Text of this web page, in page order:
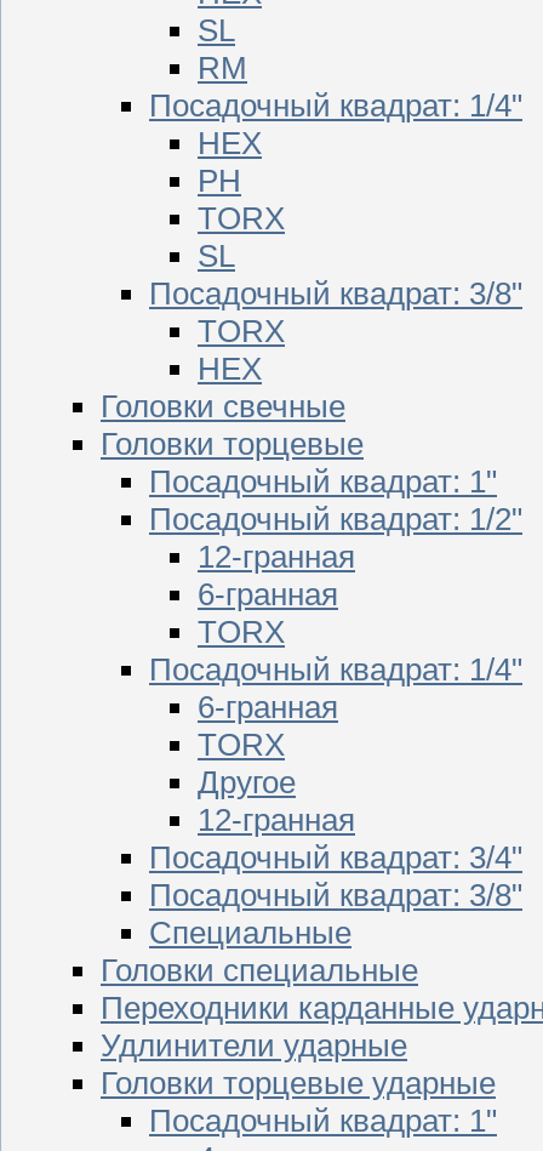
SL
RM
Посадочный квадрат: 1/4"
HEX
PH
TORX
SL
Посадочный квадрат: 3/8"
TORX
HEX
Головки свечные
Головки торцевые
Посадочный квадрат: 1"
Посадочный квадрат: 1/2"
12-гранная
6-гранная
TORX
Посадочный квадрат: 1/4"
6-гранная
TORX
Другое
12-гранная
Посадочный квадрат: 3/4"
Посадочный квадрат: 3/8"
Специальные
Головки специальные
Переходники карданные
Удлинители ударные
Головки торцевые ударные
Посадочный квадрат: 1"